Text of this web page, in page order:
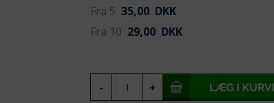
Fra 5 35,00 DKK
Fra 10 29,00 DKK